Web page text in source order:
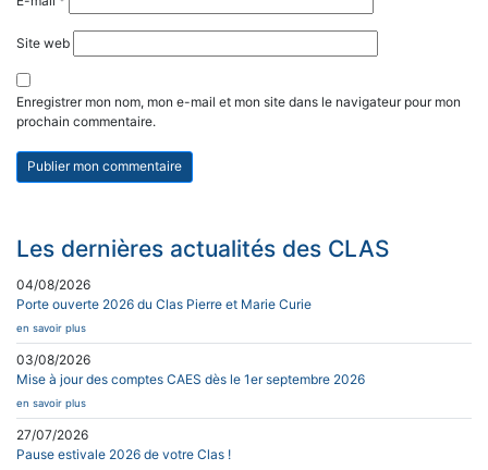
Site web
Enregistrer mon nom, mon e-mail et mon site dans le navigateur pour mon
prochain commentaire.
Les dernières actualités des CLAS
04/08/2026
Porte ouverte 2026 du Clas Pierre et Marie Curie
en savoir plus
03/08/2026
Mise à jour des comptes CAES dès le 1er septembre 2026
en savoir plus
27/07/2026
Pause estivale 2026 de votre Clas !